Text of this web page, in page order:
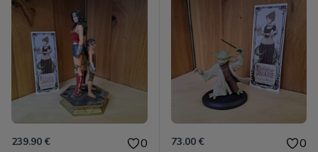
239.90 € 0 73.00 € 0